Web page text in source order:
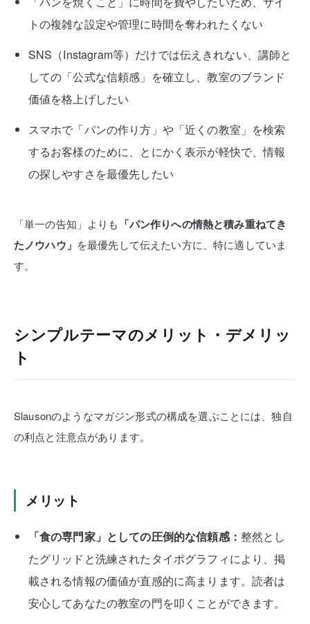
トの複雑な設定や管理に時間を奪われたくない
SNS（Instagram等）だけでは伝えきれない、講師と
しての「公式な信頼感」を確立し、教室のブランド
価値を格上げしたい
スマホで「パンの作り方」や「近くの教室」を検索
するお客様のために、とにかく表示が軽快で、情報
の探しやすさを最優先したい
「単一の告知」よりも 「パン作りへの情熱と積み重ねてき
たノウハウ」 を最優先して伝えたい方に、特に適していま
す。
シンプルテーマのメリット・デメリッ
ト
Slausonのようなマガジン形式の構成を選ぶことには、独自
の利点と注意点があります。
メリット
「食の専門家」としての圧倒的な信頼感： 整然とし
たグリッドと洗練されたタイポグラフィにより、掲
載される情報の価値が直感的に高まります。読者は
安心してあなたの教室の門を叩くことができます。